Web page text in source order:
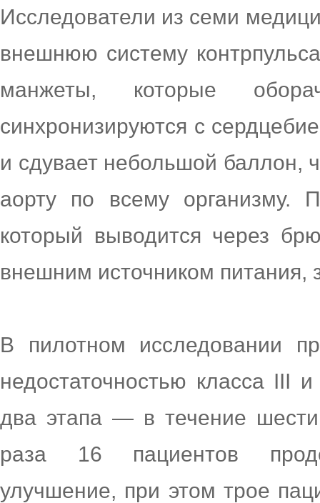
Исследователи из семи
внешнюю систему
манжеты, которые
синхронизируются с
и сдувает небольшой баллон,
аорту по всему организму.
который выводится через
внешним источником питания,
В пилотном исследовании
недостаточностью класса III
два этапа — в течение
раза 16 пациентов
улучшение, при этом трое